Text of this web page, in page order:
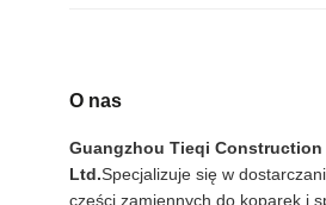
O nas
Guangzhou Tieqi Construction
Ltd.Specjalizuje się w
części zamiennych do koparek i